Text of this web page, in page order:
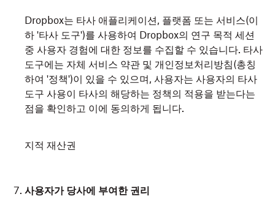
Dropbox는 타사 애플리케이션, 플랫폼 또는 서비스(이
하 '타사 도구')를 사용하여 Dropbox의 연구 목적 세션
중 사용자 경험에 대한 정보를 수집할 수 있습니다. 타사
도구에는 자체 서비스 약관 및 개인정보처리방침(총칭
하여 '정책')이 있을 수 있으며, 사용자는 사용자의 타사
도구 사용이 타사의 해당하는 정책의 적용을 받는다는
점을 확인하고 이에 동의하게 됩니다.
지적 재산권
사용자가 당사에 부여한 권리